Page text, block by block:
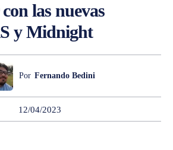
las nuevas
y Midnight
Por Fernando Bedini
12/04/2023